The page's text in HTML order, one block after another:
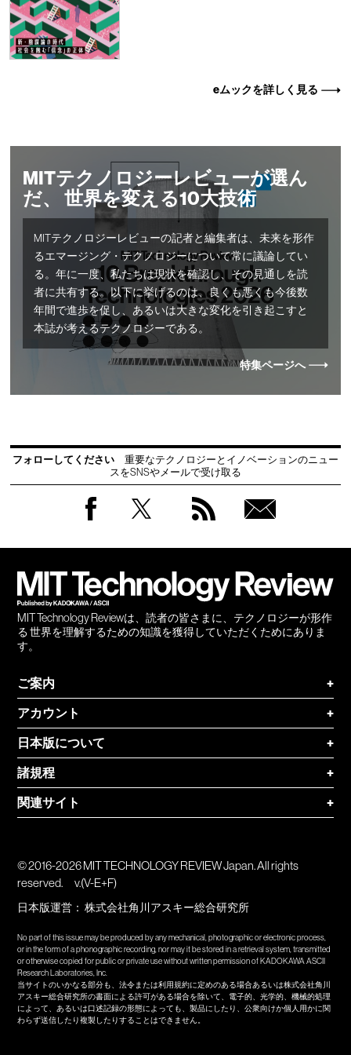
eムックを詳しく見る
MITテクノロジーレビューが選ん
だ、 世界を変える10大技術
MITテクノロジーレビューの記者と編集者は、未来を形作
るエマージング・テクノロジーについて常に議論してい
る。年に一度、私たちは現状を確認し、その見通しを読
者に共有する。以下に挙げるのは、良くも悪くも今後数
年間で進歩を促し、あるいは大きな変化を引き起こすと
本誌が考えるテクノロジーである。
特集ページへ
フォローしてください
重要なテクノロジーとイノベーションのニュー
スをSNSやメールで受け取る
MIT Technology Reviewは、読者の皆さまに、テクノロジーが形作
る 世界を理解するための知識を獲得していただくためにありま
す。
ご案内
+
アカウント
+
日本版について
+
諸規程
+
関連サイト
+
© 2016-2026 MIT TECHNOLOGY REVIEW Japan. All rights
reserved.
v.(V-E+F)
日本版運営：株式会社角川アスキー総合研究所
No part of this issue may be produced by any mechanical, photographic or electronic process,
or in the form of a phonographic recording, nor may it be stored in a retrieval system, transmitted
or otherwise copied for public or private use without written permission of KADOKAWA ASCII
Research Laboratories, Inc.
当サイトのいかなる部分も、法令または利用規約に定めのある場合あるいは株式会社角川
アスキー総合研究所の書面による許可がある場合を除いて、電子的、光学的、機械的処理
によって、あるいは口述記録の形態によっても、製品にしたり、公衆向けか個人用かに関
わらず送信したり複製したりすることはできません。